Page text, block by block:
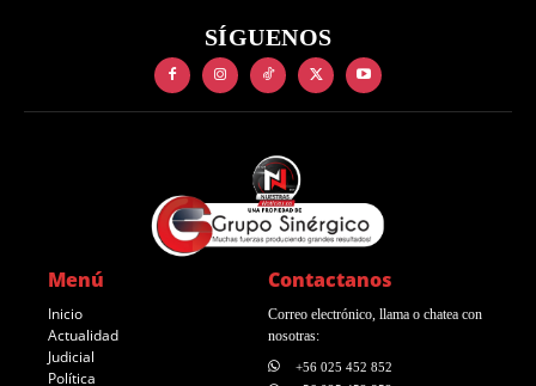
SÍGUENOS
Menú
Inicio
Actualidad
Judicial
Política
Contactanos
Correo electrónico, llama o chatea con
nosotras:
+56 025 452 852